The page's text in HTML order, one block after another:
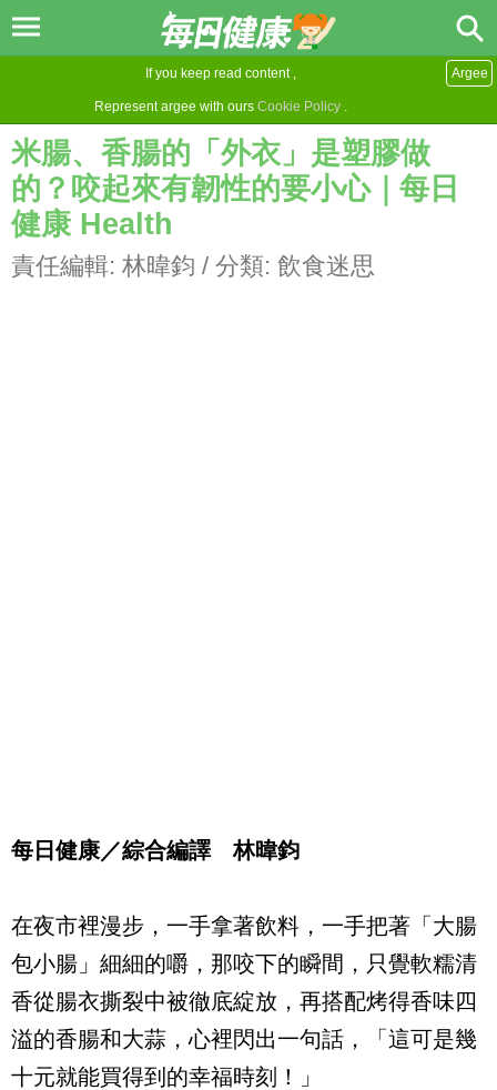
If you keep read content ,
Represent argee with ours Cookie Policy .
Argee
米腸、香腸的「外衣」是塑膠做
的？咬起來有韌性的要小心｜每日
健康 Health
責任編輯: 林暐鈞 / 分類: 飲食迷思
每日健康／綜合編譯 林暐鈞
在夜市裡漫步，一手拿著飲料，一手把著「大腸
包小腸」細細的嚼，那咬下的瞬間，只覺軟糯清
香從腸衣撕裂中被徹底綻放，再搭配烤得香味四
溢的香腸和大蒜，心裡閃出一句話，「這可是幾
十元就能買得到的幸福時刻！」